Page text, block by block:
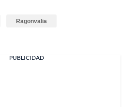
Ragonvalia
PUBLICIDAD